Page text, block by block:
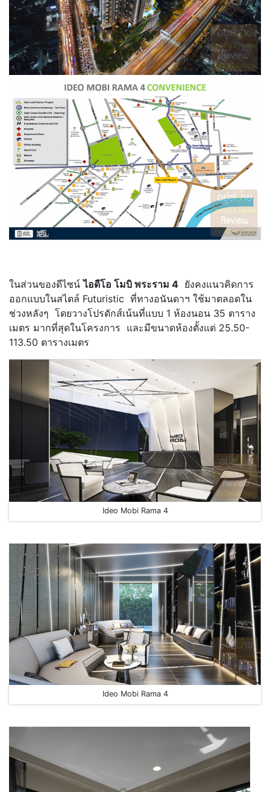
ในส่วนของดีไซน์ไอดีโอ โมบิ พระราม 4 ยังคงแนวคิดการ
ออกแบบในสไตล์ Futuristic ที่ทางอนันดาฯ ใช้มาตลอดใน
ช่วงหลังๆ โดยวางโปรดักส์เน้นที่แบบ 1 ห้องนอน 35 ตาราง
เมตร มากที่สุดในโครงการ และมีขนาดห้องตั้งแต่ 25.50-
113.50 ตารางเมตร
Ideo Mobi Rama 4
Ideo Mobi Rama 4